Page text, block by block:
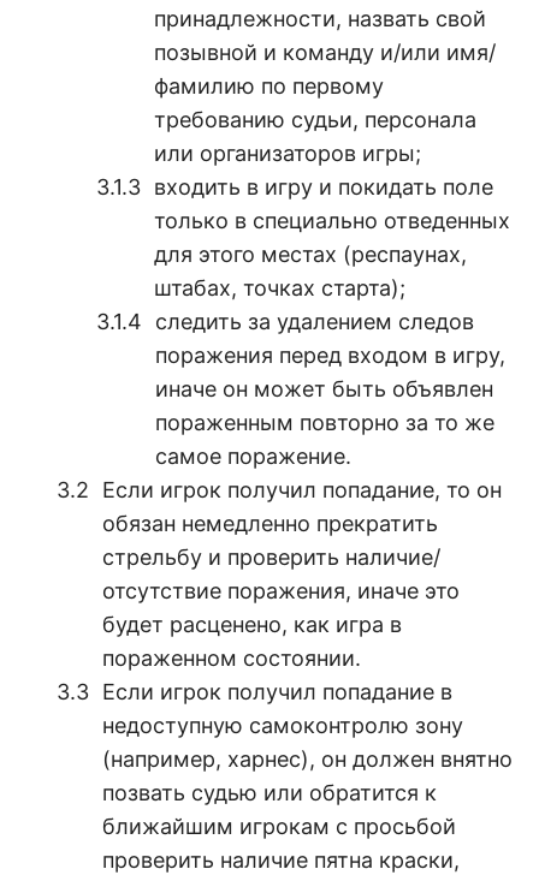
принадлежности, назвать свой
позывной и команду и/или имя/
фамилию по первому
требованию судьи, персонала
или организаторов игры;
входить в игру и покидать поле
только в специально отведенных
для этого местах (респаунах,
штабах, точках старта);
следить за удалением следов
поражения перед входом в игру,
иначе он может быть объявлен
пораженным повторно за то же
самое поражение.
Если игрок получил попадание, то он
обязан немедленно прекратить
стрельбу и проверить наличие/
отсутствие поражения, иначе это
будет расценено, как игра в
пораженном состоянии.
Если игрок получил попадание в
недоступную самоконтролю зону
(например, харнес), он должен внятно
позвать судью или обратится к
ближайшим игрокам с просьбой
проверить наличие пятна краски,